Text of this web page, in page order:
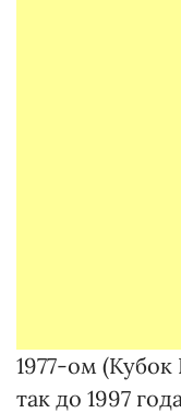
1977-ом
так до 1997